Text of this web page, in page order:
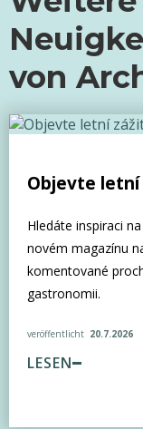
von
Objevte letní
Hledáte inspiraci
novém magazínu
komentované
gastronomii.
veröffentlicht 20.7.2026
LESEN